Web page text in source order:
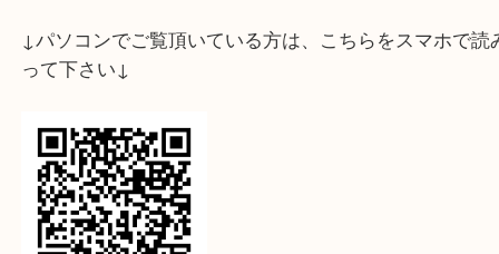
貴金属やブランドばかりではございません。買取
吉 三宮オーパ２店では実は金券類も高価買取して
使う予定のない商品券はお買い物やランチのつい
に寄って現金化しませんか？